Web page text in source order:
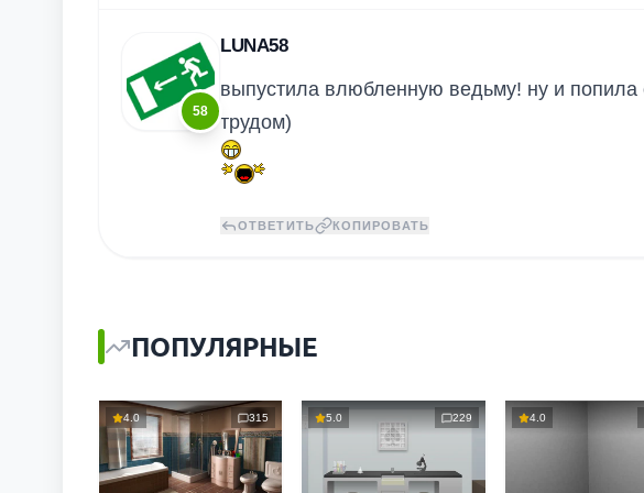
58
LUNA58
выпустила влюбленную ведьму! ну и
трудом)
ОТВЕТИТЬ КОПИРОВАТЬ
ПОПУЛЯРНЫЕ
4.0 315 5.0 229 4.0